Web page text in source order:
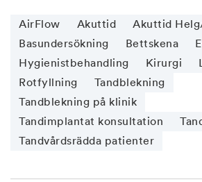
AirFlow Akuttid
Akuttid
Basundersökning
Bettskena
Hygienistbehandling
Kirurgi
Rotfyllning
Tandblekning
Tandblekning på klinik
Tandimplantat konsultation
Tandvårdsrädda patienter